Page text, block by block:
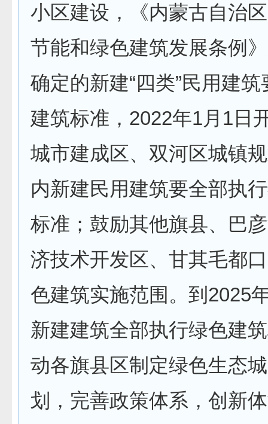
小区建设，《内蒙古自治
节能和绿色建筑发展条例
确定的新建“四类”民用建
建筑标准，2022年1月1日
城市建成区、双河区城镇
内新建民用建筑要全部执
标准；鼓励其他旗县、巴
济技术开发区、甘其毛都
色建筑实施范围。到2025
新建建筑全部执行绿色建
动各旗县区制定绿色生态
划，完善政策体系，创新